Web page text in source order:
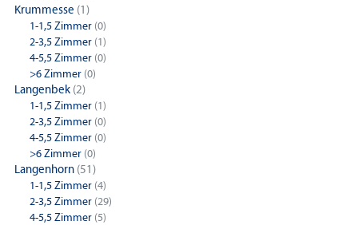
Krummesse (1)
1-1,5 Zimmer (0)
2-3,5 Zimmer (1)
4-5,5 Zimmer (0)
>6 Zimmer (0)
Langenbek (2)
1-1,5 Zimmer (1)
2-3,5 Zimmer (0)
4-5,5 Zimmer (0)
>6 Zimmer (0)
Langenhorn (51)
1-1,5 Zimmer (4)
2-3,5 Zimmer (29)
4-5,5 Zimmer (5)